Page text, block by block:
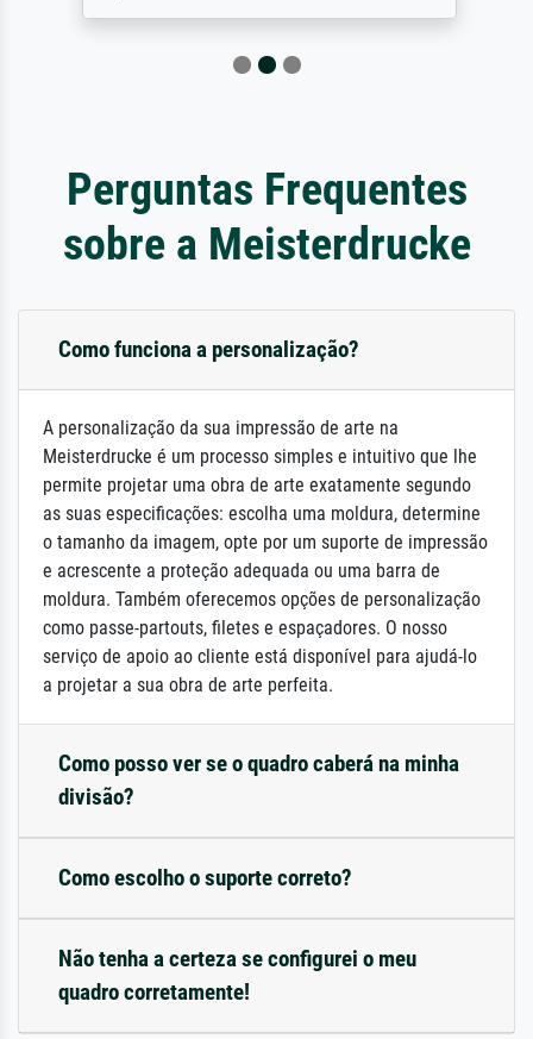
Perguntas Frequentes
sobre a Meisterdrucke
Como funciona a personalização?
A personalização da sua impressão de arte na
Meisterdrucke é um processo simples e intuitivo que lhe
permite projetar uma obra de arte exatamente segundo
as suas especificações: escolha uma moldura, determine
o tamanho da imagem, opte por um suporte de impressão
e acrescente a proteção adequada ou uma barra de
moldura. Também oferecemos opções de personalização
como passe-partouts, filetes e espaçadores. O nosso
serviço de apoio ao cliente está disponível para ajudá-lo
a projetar a sua obra de arte perfeita.
Como posso ver se o quadro caberá na minha
divisão?
Como escolho o suporte correto?
Não tenha a certeza se configurei o meu
quadro corretamente!